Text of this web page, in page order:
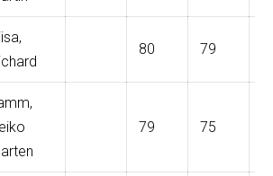
80 79
79 75